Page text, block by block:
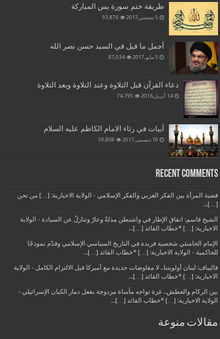
طريقة ختم سورة يس المباركة
5 سبتمبر,2017 93,876
أجمل ما قيل في السيد حسن نصر الله
5 مايو,2017 87,034
دعاء القرآن قبل التلاوة وعند التلاوة وبعد التلاوة
14 أبريل,2016 74,795
أبيات في رثاء الامام الكاظم عليه السلام
10 ديسمبر,2017 59,858
Recent Comments
قضية المرأة بين الفكر الغربي والفكر الإسلامي - الولاية الاخبارية: […] من نحن
[…]...
الشيخ قاسم: اتفاق الإطار في واشنطن مذلةٌ وعارٌ وتنازلٌ عن السيادة - الولاية
الاخبارية: […] *خطاب القائد […]...
الإمام الخامنئي شخصية فريدة في التاريخ السياسي الإسلامي وقدّم نموذجًا
للحاكمية - الولاية الاخبارية: […] *خطاب القائد […]...
قاليباف: لبنان أولويتنا.. لا مفاوضات جديدة مع أميركا قبل الالتزام الكامل - الولاية
الاخبارية: […] *خطاب القائد […]...
بين الركام والعطش.. غزة تواجه مأساة مزدوجة بفعل دمار الكيان الإسرائيلي -
الولاية الاخبارية: […] *خطاب القائد […]...
مقالات منوعة